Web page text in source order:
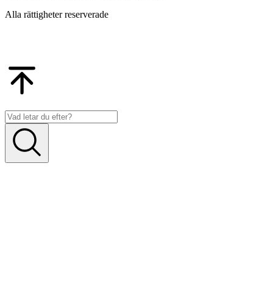
Alla rättigheter reserverade